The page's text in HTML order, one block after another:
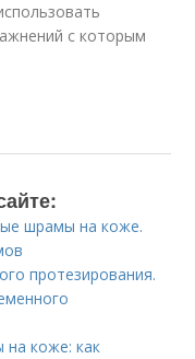
с которым
шрамы на коже.
протезирования.
на коже: как